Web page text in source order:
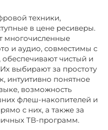
техники,
в цене ресиверы.
многочисленные
и аудио, совместимы с
чистый и
выбирают за простоту
интуитивно понятное
возможность
флеш-накопителей и
с них, а также за
ТВ-программ.